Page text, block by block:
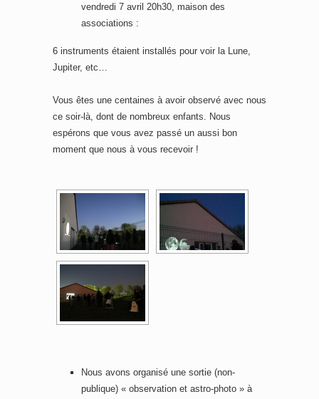
vendredi 7 avril 20h30, maison des
associations :
6 instruments étaient installés pour voir la Lune,
Jupiter, etc…
Vous êtes une centaines à avoir observé avec nous
ce soir-là, dont de nombreux enfants. Nous
espérons que vous avez passé un aussi bon
moment que nous à vous recevoir !
Nous avons organisé une sortie (non-
publique) « observation et astro-photo » à